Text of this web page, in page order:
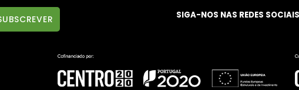
SIGA-NOS NAS REDES SOCIAIS